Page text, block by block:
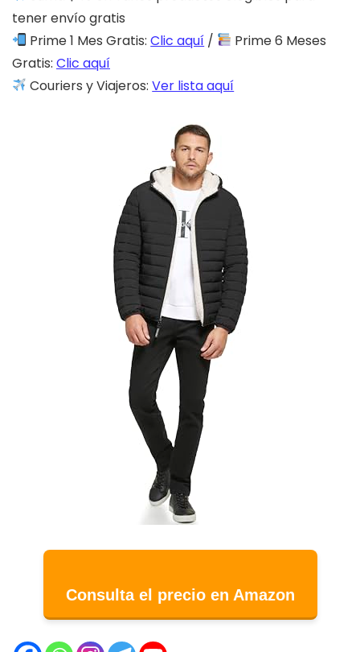
tener envío gratis
Prime 1 Mes Gratis:Clic aquí /
Prime 6 Meses
Gratis: Clic aquí
Couriers y Viajeros:Ver lista aquí
Consulta el precio en Amazon